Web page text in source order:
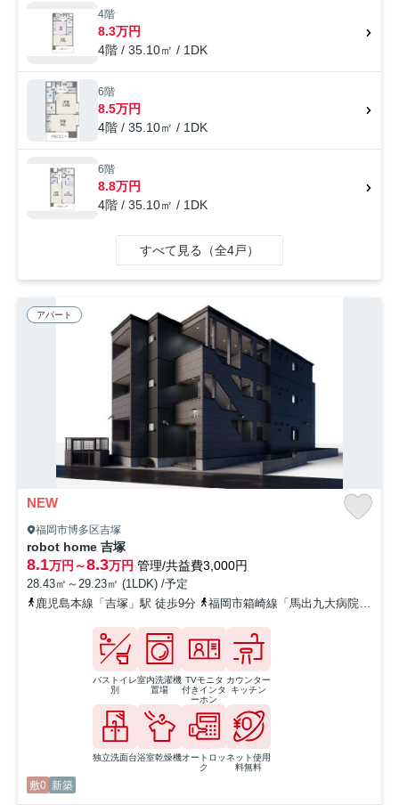
物件をご用意してお待ちしております。どうぞこちらからご連絡くださ
4階
8.3万円
4階 / 35.10㎡ / 1DK
6階
8.5万円
4階 / 35.10㎡ / 1DK
6階
8.8万円
4階 / 35.10㎡ / 1DK
すべて見る（全4戸）
アパート
NEW
福岡市博多区吉塚
robot home 吉塚
8.1万円～8.3万円 管理/共益費3,000円
28.43㎡～29.23㎡ (1LDK) /予定
鹿児島本線「吉塚」駅 徒歩9分
福岡市箱崎線「馬出九大病院前」駅 徒歩15分
バストイレ
別
室内洗濯機
置場
TVモニタ
付きインタ
ーホン
カウンター
キッチン
独立洗面台浴室乾燥機オートロッ
ク
ネット使用
料無料
敷0 新築